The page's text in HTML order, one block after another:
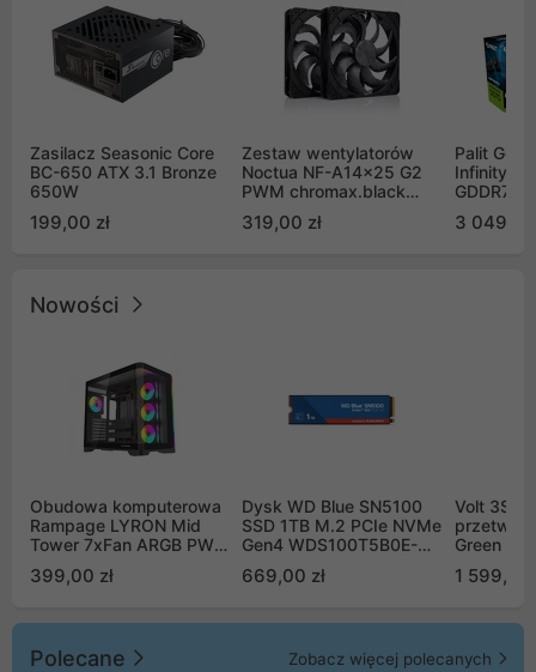
Zasilacz Seasonic Core
BC-650 ATX 3.1 Bronze
650W
199,00 zł
Zestaw wentylatorów
Noctua NF-A14x25 G2
PWM chromax.black
Push Pull (2szt)
319,00 zł
Palit
Infinity 3
GDDR7
GB2050S)
3 049,00
Nowości
Obudowa komputerowa
Rampage LYRON Mid
Tower 7xFan ARGB PWM
399,00 zł
Dysk WD Blue SN5100
SSD 1TB M.2 PCIe NVMe
Gen4 WDS100T5B0E-
669,00 zł
Volt
Green
1 599,00
Polecane Zobacz więcej polecanych